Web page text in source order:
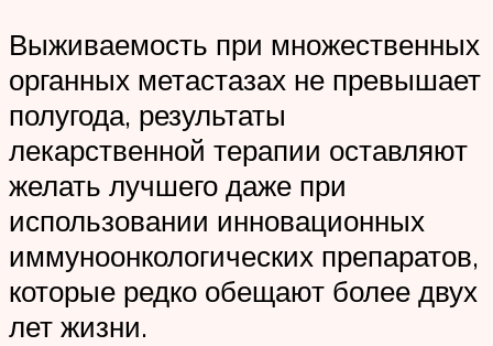
Выживаемость при множественных
органных метастазах не превышает
полугода, результаты
лекарственной терапии оставляют
желать лучшего даже при
использовании инновационных
иммуноонкологических препаратов,
которые редко обещают более двух
лет жизни.